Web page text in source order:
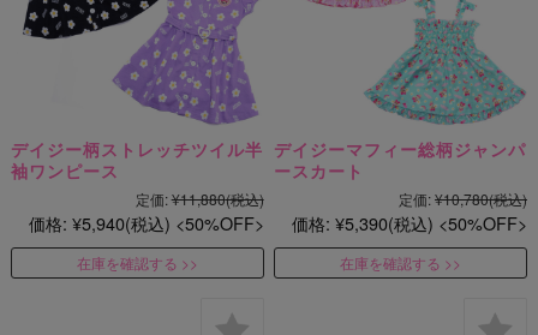
デイジー柄ストレッチツイル半
袖ワンピース
定価:¥11,880(税込)
価格: ¥5,940(税込) 50%OFF
在庫を確認する
デイジーマフィー総柄ジャンパ
ースカート
定価:¥10,780(税込)
価格: ¥5,390(税込) 50%OFF
在庫を確認する